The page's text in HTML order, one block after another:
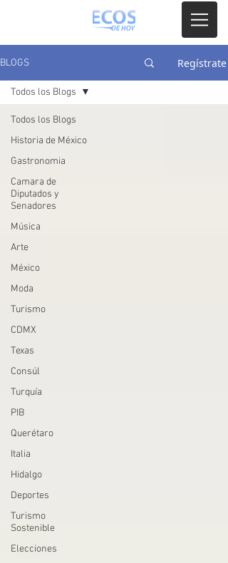
BLOGS Regístrate
Todos los Blogs
Historia de México
Gastronomia
Camara de
Diputados y
Senadores
Música
Arte
México
Moda
Turismo
CDMX
Texas
Consúl
Turquía
PIB
Querétaro
Italia
Hidalgo
Deportes
Turismo
Sostenible
Elecciones
Todos los Blogs